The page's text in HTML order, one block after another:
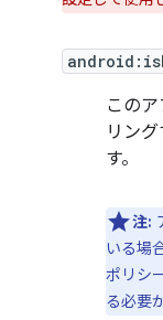
この
リン
す。
注:
いる場
ポリシ
る必要